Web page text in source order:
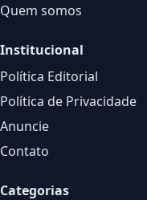
Quem somos
Institucional
Política Editorial
Política de Privacidade
Anuncie
Contato
Categorias